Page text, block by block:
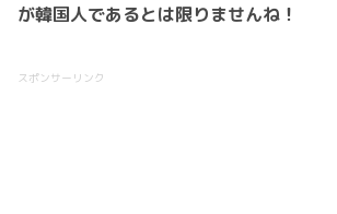
が韓国人であるとは限りませんね！
スポンサーリンク